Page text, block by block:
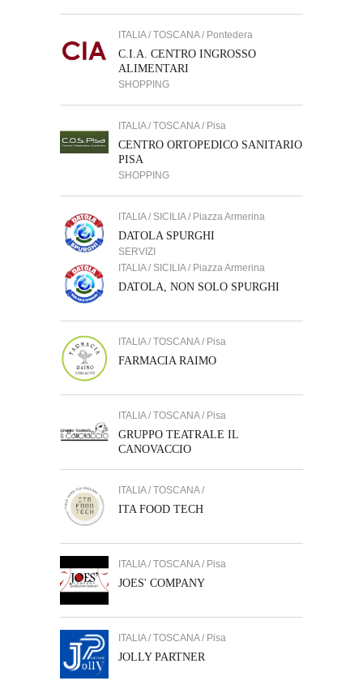
ITALIA / TOSCANA / Pontedera
C.I.A. CENTRO INGROSSO
ALIMENTARI
SHOPPING
ITALIA / TOSCANA / Pisa
CENTRO ORTOPEDICO SANITARIO
PISA
SHOPPING
ITALIA / SICILIA / Piazza Armerina
DATOLA SPURGHI
SERVIZI
ITALIA / SICILIA / Piazza Armerina
DATOLA, NON SOLO SPURGHI
ITALIA / TOSCANA / Pisa
FARMACIA RAIMO
ITALIA / TOSCANA / Pisa
GRUPPO TEATRALE IL
CANOVACCIO
ITALIA / TOSCANA /
ITA FOOD TECH
ITALIA / TOSCANA / Pisa
JOES' COMPANY
ITALIA / TOSCANA / Pisa
JOLLY PARTNER